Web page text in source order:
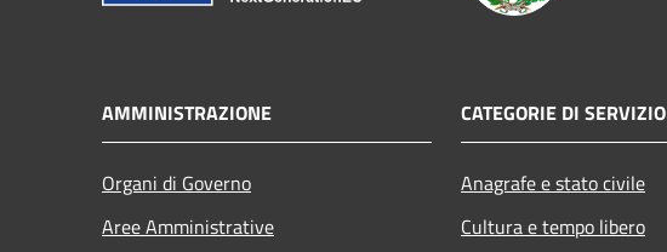
AMMINISTRAZIONE
Organi di Governo
Aree Amministrative
CATEGORIE DI SERVIZIO
Anagrafe e stato civile
Cultura e tempo libero